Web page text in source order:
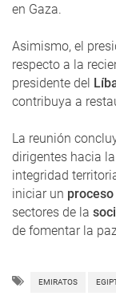
en Gaza.
Asimismo, el
respecto a la
presidente del
contribuya a
La reunión
dirigentes hacia la
integridad
iniciar un
sectores de la
de fomentar la
EMIRATOS